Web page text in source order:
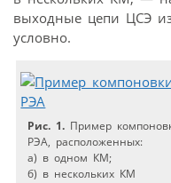
выходные цепи ЦСЭ
условно.
Рис. 1. Пример
РЭА, расположенных:
а) в одном КМ;
б) в нескольких КМ